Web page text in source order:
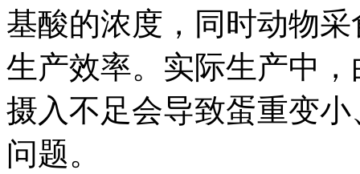
基酸的浓度，同时动物
生产效率。实际生产中
摄入不足会导致蛋重变
问题。